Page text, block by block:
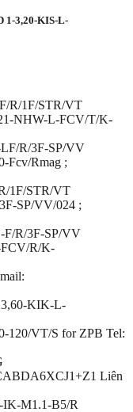
1-3,20-KIS-L-
R/1F/STR/VT
ΝHW-L-FCV/T/K-
R/3F-SP/VV
Fcv/Rmag ;
1F/STR/VT
SP/VV/024 ;
F/R/3F-SP/VV
FCV/R/K-
KIK-L-
120/VT/S for ZPB Tel:
Liên
IK-M1.1-B5/R